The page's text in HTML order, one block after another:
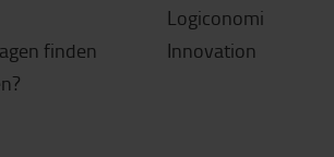
finden
Logiconomi
Innovation